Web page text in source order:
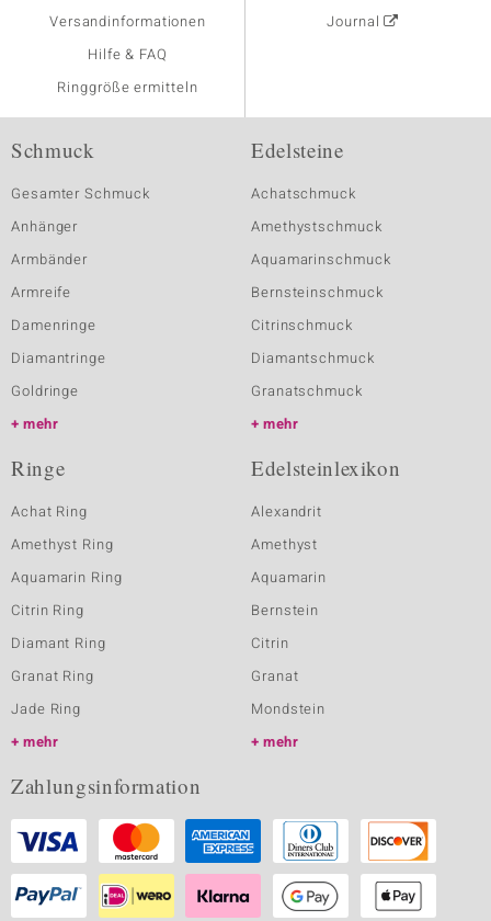
Versandinformationen
Hilfe & FAQ
Ringgröße ermitteln
Journal
Schmuck
Gesamter Schmuck
Anhänger
Armbänder
Armreife
Damenringe
Diamantringe
Goldringe
mehr
Edelsteine
Achatschmuck
Amethystschmuck
Aquamarinschmuck
Bernsteinschmuck
Citrinschmuck
Diamantschmuck
Granatschmuck
mehr
Ringe
Achat Ring
Amethyst Ring
Aquamarin Ring
Citrin Ring
Diamant Ring
Granat Ring
Jade Ring
mehr
Edelsteinlexikon
Alexandrit
Amethyst
Aquamarin
Bernstein
Citrin
Granat
Mondstein
mehr
Zahlungsinformation